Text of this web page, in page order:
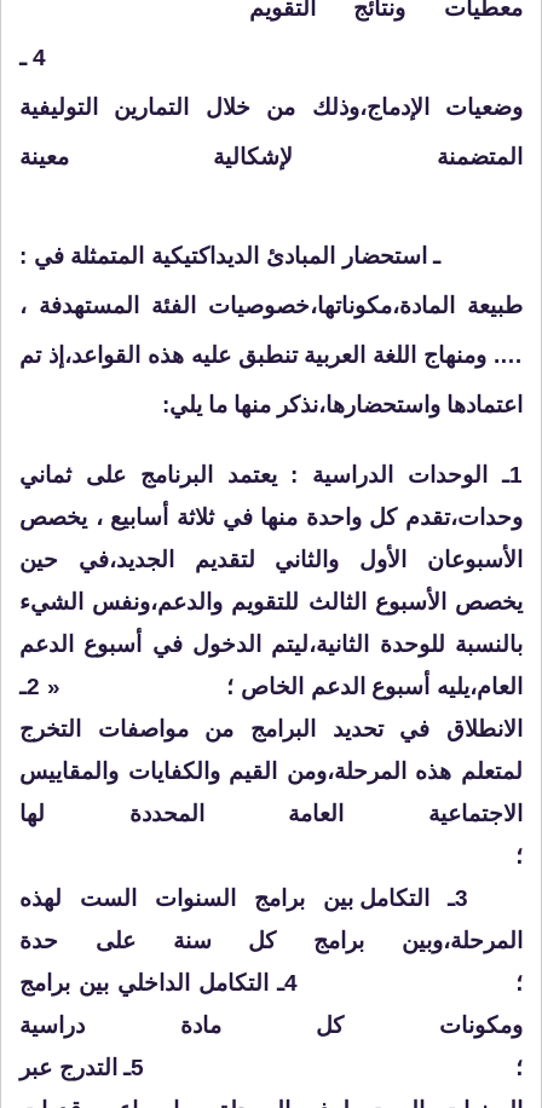
معطيات ونتائج التقويم
4 ـ
وضعيات الإدماج،وذلك من خلال التمارين التوليفية
المتضمنة لإشكالية معينة
ـ استحضار المبادئ الديداكتيكية المتمثلة في :
طبيعة المادة،مكوناتها،خصوصيات الفئة المستهدفة ،
…. ومنهاج
اللغة العربية تنطبق عليه هذه القواعد،إذ تم
اعتمادها واستحضارها،نذكر منها ما يلي:
1ـ الوحدات الدراسية : يعتمد البرنامج على ثماني
وحدات،تقدم كل واحدة منها في ثلاثة أسابيع ، يخصص
الأسبوعان الأول والثاني لتقديم الجديد،في حين
يخصص الأسبوع الثالث للتقويم والدعم،ونفس الشيء
بالنسبة للوحدة الثانية،ليتم الدخول في أسبوع الدعم
العام،يليه أسبوع الدعم الخاص ؛
« 2ـ
الانطلاق فيتحديد البرامج منمواصفات التخرج
لمتعلم هذه المرحلة،ومن القيم والكفايات والمقاييس
الاجتماعية العامة المحددة لها
؛
3ـ
التكامل بين برامج السنوات الست لهذه
المرحلة،وبين برامج كل سنة على حدة
؛
4ـ التكامل
الداخلي بين برامج
ومكونات كل مادة دراسية
؛
5ـ التدرج عبر